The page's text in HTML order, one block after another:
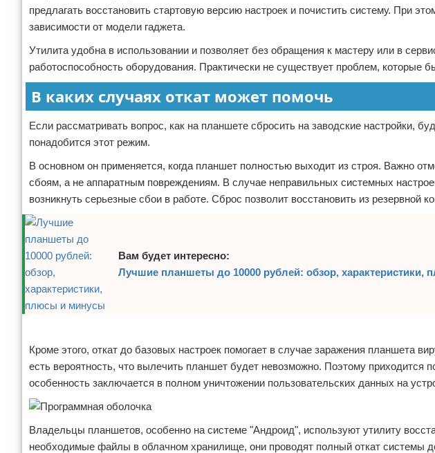
предлагать восстановить стартовую версию настроек и почистить систему. При
зависимости от модели гаджета.
Утилита удобна в использовании и позволяет без обращения к мастеру или в
работоспособность оборудования. Практически не существует проблем, которые
В каких случаях откат может помочь
Если рассматривать вопрос, как на планшете сбросить на заводские настройки,
понадобится этот режим.
В основном он применяется, когда планшет полностью выходит из строя. Важно
сбоям, а не аппаратным повреждениям. В случае неправильных системных
возникнуть серьезные сбои в работе. Сброс позволит восстановить из резервной
Вам будет интересно:
Лучшие планшеты до 10000 рублей: обзор, характеристики,
Кроме этого, откат до базовых настроек помогает в случае заражения планшета
есть вероятность, что вылечить планшет будет невозможно. Поэтому приходится
особенность заключается в полном уничтожении пользовательских данных на
Владельцы планшетов, особенно на системе "Андроид", используют утилиту
необходимые файлы в облачном хранилище, они проводят полный откат системы